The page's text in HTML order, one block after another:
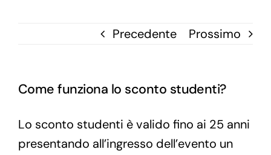
Precedente Prossimo
Come funziona lo sconto studenti?
Lo sconto studenti è valido fino ai 25 anni
presentando all’ingresso dell’evento un